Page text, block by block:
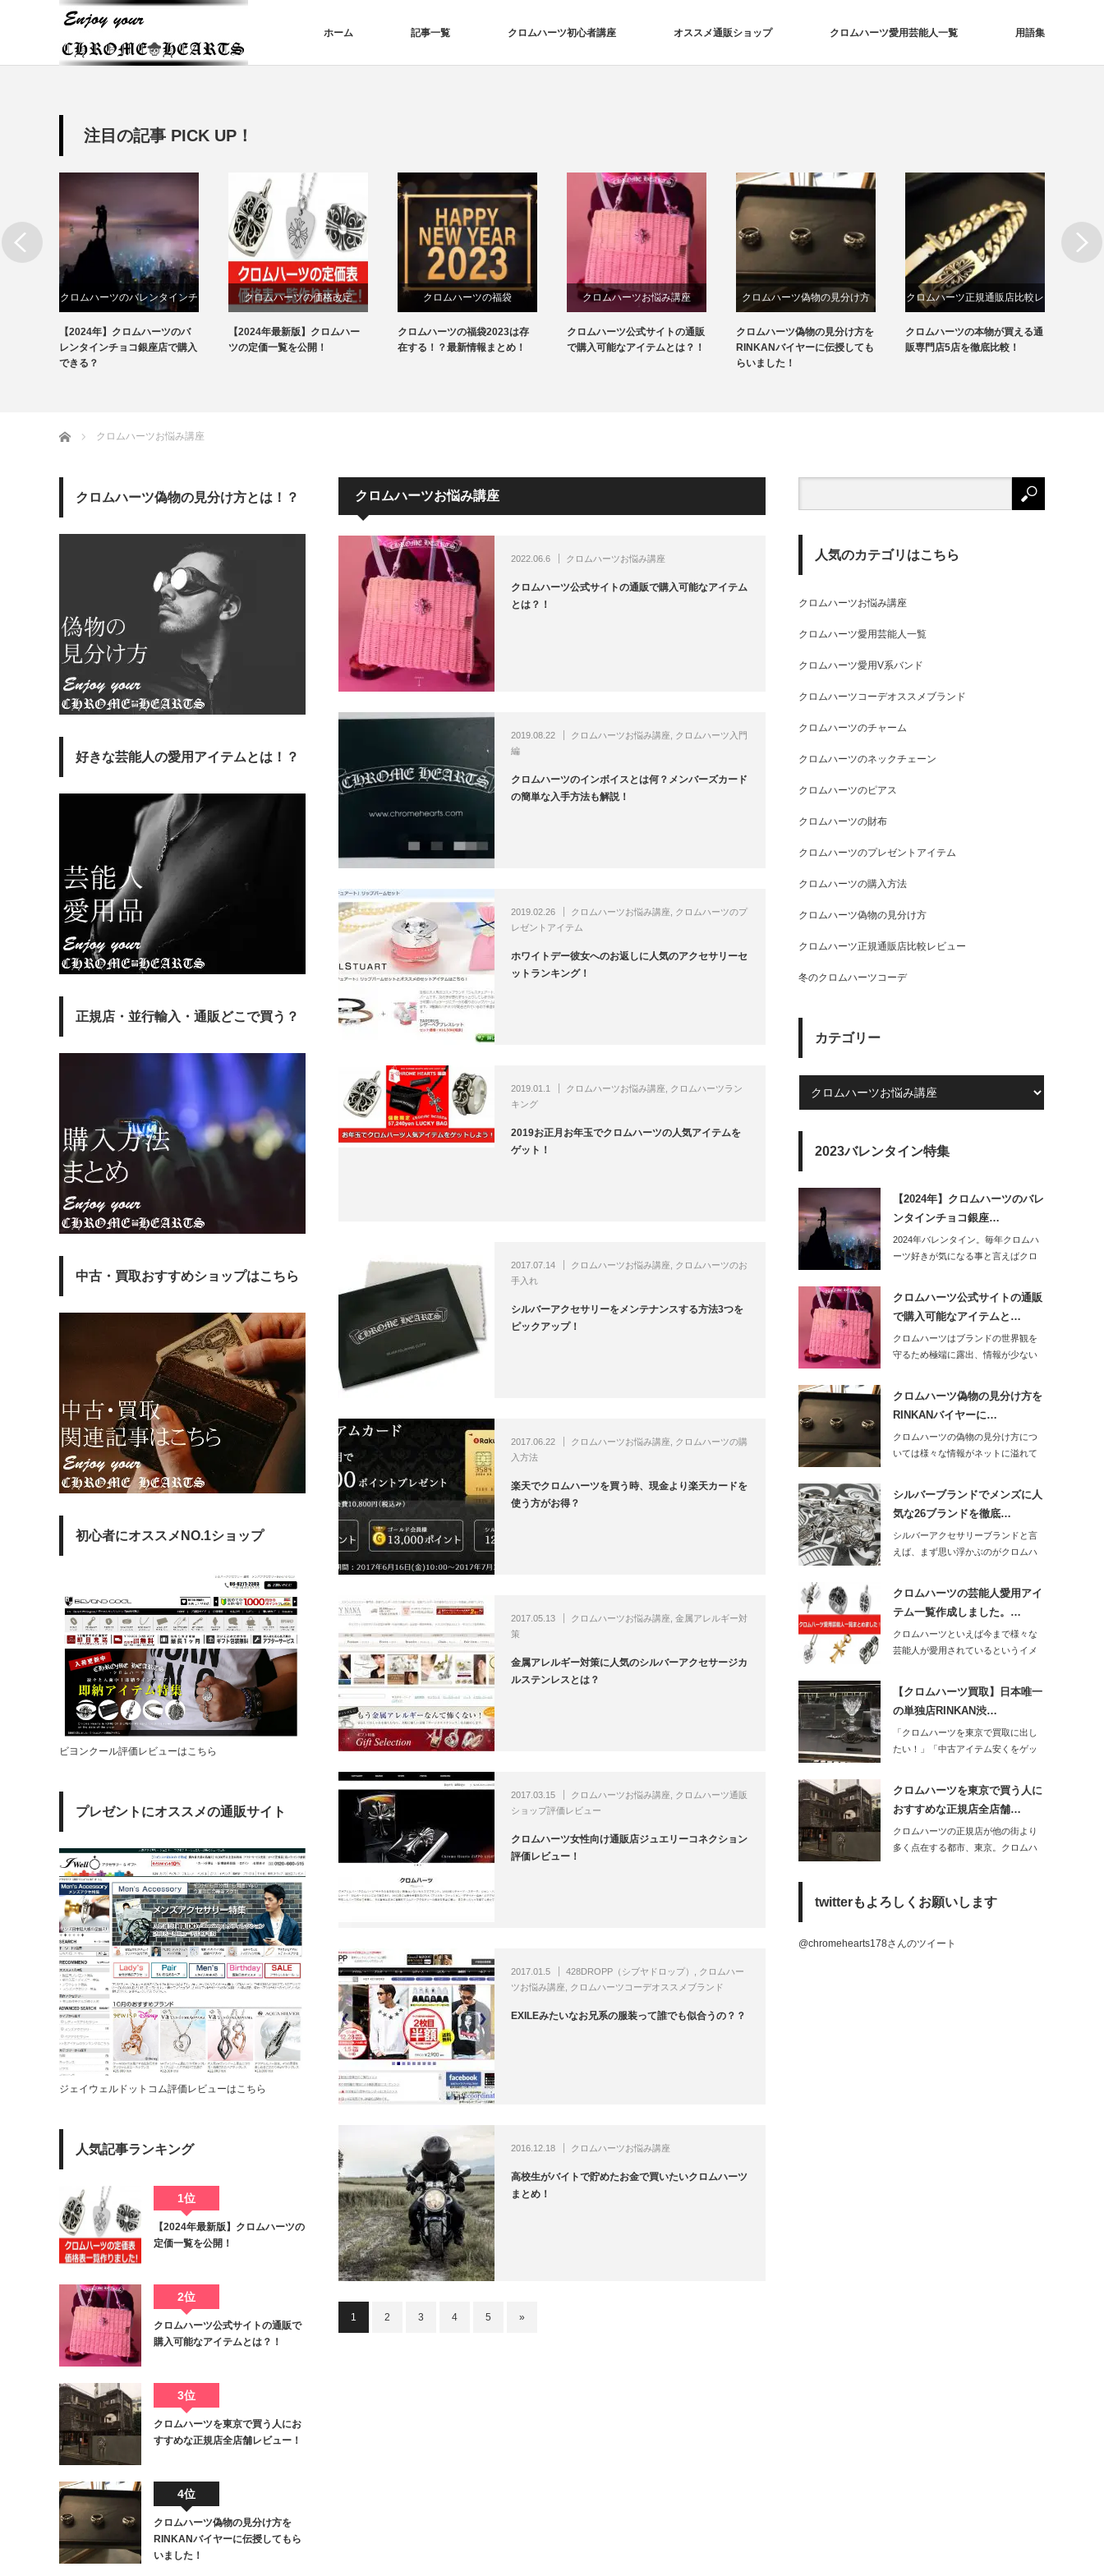
ホーム 記事一覧 クロムハーツ初心者講座 オススメ通販ショップ クロムハーツ愛用芸能人一覧 用語集
注目の記事 PICK UP！
クロムハーツのバレンタインチ
ョコ
【2024年】クロムハーツのバ
レンタインチョコ銀座店で購入
できる？
クロムハーツの価格改定
【2024年最新版】クロムハー
ツの定価一覧を公開！
クロムハーツの福袋
クロムハーツの福袋2023は存
在する！？最新情報まとめ！
クロムハーツお悩み講座
クロムハーツ公式サイトの通販
で購入可能なアイテムとは？！
クロムハーツ偽物の見分け方
クロムハーツ偽物の見分け方を
RINKANバイヤーに伝授しても
らいました！
クロムハーツ正規通販店比較レ
ビュー
クロムハーツの本物が買える通
販専門店5店を徹底比較！
Next
ホーム クロムハーツお悩み講座
クロムハーツお悩み講座
2022.06.6 クロムハーツお悩み講座
クロムハーツ公式サイトの通販で購入可能なアイテム
とは？！
2019.08.22 クロムハーツお悩み講座
クロムハーツ入門
編
クロムハーツのインボイスとは何？メンバーズカード
の簡単な入手方法も解説！
2019.02.26 クロムハーツお悩み講座
クロムハーツのプ
レゼントアイテム
ホワイトデー彼女へのお返しに人気のアクセサリーセ
ットランキング！
2019.01.1 クロムハーツお悩み講座
クロムハーツラン
キング
2019お正月お年玉でクロムハーツの人気アイテムを
ゲット！
2017.07.14 クロムハーツお悩み講座
クロムハーツのお
手入れ
シルバーアクセサリーをメンテナンスする方法3つを
ピックアップ！
2017.06.22 クロムハーツお悩み講座
クロムハーツの購
入方法
楽天でクロムハーツを買う時、現金より楽天カードを
使う方がお得？
2017.05.13 クロムハーツお悩み講座 金属アレルギー対
策
金属アレルギー対策に人気のシルバーアクセサージカ
ルステンレスとは？
2017.03.15 クロムハーツお悩み講座
クロムハーツ通販
ショップ評価レビュー
クロムハーツ女性向け通販店ジュエリーコネクション
評価レビュー！
2017.01.5 428DROPP（シブヤドロップ）
クロムハー
ツお悩み講座
クロムハーツコーデオススメブランド
EXILEみたいなお兄系の服装って誰でも似合うの？？
2016.12.18 クロムハーツお悩み講座
高校生がバイトで貯めたお金で買いたいクロムハーツ
まとめ！
1 2 3 4 5 »
クロムハーツ偽物の見分け方とは！？
好きな芸能人の愛用アイテムとは！？
正規店・並行輸入・通販どこで買う？
中古・買取おすすめショップはこちら
初心者にオススメNO.1ショップ
ビヨンクール評価レビューはこちら
プレゼントにオススメの通販サイト
ジェイウェルドットコム評価レビューはこちら
人気記事ランキング
1位
【2024年最新版】クロムハーツの
定価一覧を公開！
2位
クロムハーツ公式サイトの通販で
購入可能なアイテムとは？！
3位
クロムハーツを東京で買う人にお
すすめな正規店全店舗レビュー！
4位
クロムハーツ偽物の見分け方を
RINKANバイヤーに伝授してもら
いました！
人気のカテゴリはこちら
クロムハーツお悩み講座
クロムハーツ愛用芸能人一覧
クロムハーツ愛用V系バンド
クロムハーツコーデオススメブランド
クロムハーツのチャーム
クロムハーツのネックチェーン
クロムハーツのピアス
クロムハーツの財布
クロムハーツのプレゼントアイテム
クロムハーツの購入方法
クロムハーツ偽物の見分け方
クロムハーツ正規通販店比較レビュー
冬のクロムハーツコーデ
カテゴリー
2023バレンタイン特集
【2024年】クロムハーツのバレ
ンタインチョコ銀座…
2024年バレンタイン。毎年クロムハ
ーツ好きが気になる事と言えばクロ
クロムハーツ公式サイトの通販
で購入可能なアイテムと…
クロムハーツはブランドの世界観を
守るため極端に露出、情報が少ない
クロムハーツ偽物の見分け方を
RINKANバイヤーに…
クロムハーツの偽物の見分け方につ
いては様々な情報がネットに溢れて
シルバーブランドでメンズに人
気な26ブランドを徹底…
シルバーアクセサリーブランドと言
えば、まず思い浮かぶのがクロムハ
クロムハーツの芸能人愛用アイ
テム一覧作成しました。…
クロムハーツといえば今まで様々な
芸能人が愛用されているというイメ
【クロムハーツ買取】日本唯一
の単独店RINKAN渋…
「クロムハーツを東京で買取に出し
たい！」「中古アイテム安くをゲッ
クロムハーツを東京で買う人に
おすすめな正規店全店舗…
クロムハーツの正規店が他の街より
多く点在する都市、東京。クロムハ
twitterもよろしくお願いします
@chromehearts178さんのツイート